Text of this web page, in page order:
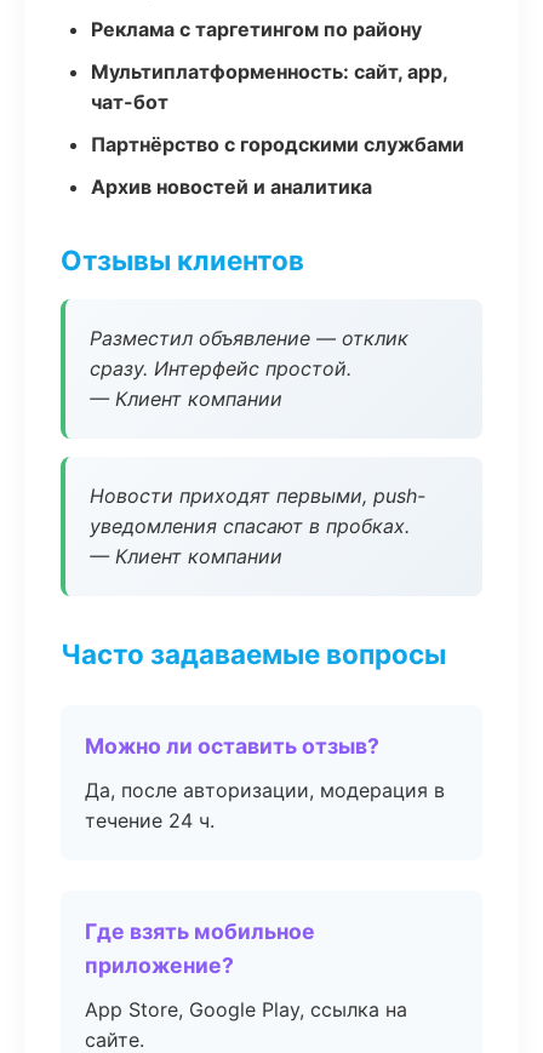
Реклама с таргетингом по району
Мультиплатформенность: сайт, app,
чат-бот
Партнёрство с городскими службами
Архив новостей и аналитика
Отзывы клиентов
Разместил объявление — отклик
сразу. Интерфейс простой.
— Клиент компании
Новости приходят первыми, push-
уведомления спасают в пробках.
— Клиент компании
Часто задаваемые вопросы
Можно ли оставить отзыв?
Да, после авторизации, модерация в
течение 24 ч.
Где взять мобильное
приложение?
App Store, Google Play, ссылка на
сайте.